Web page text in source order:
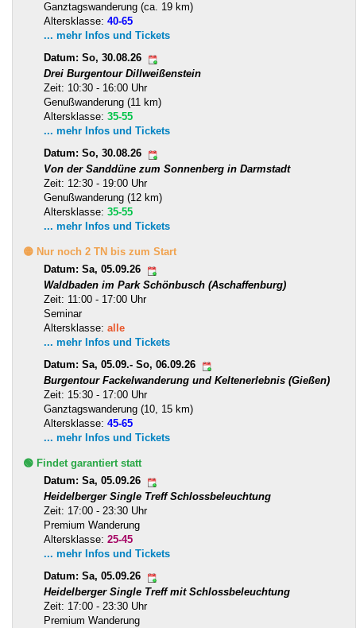
Ganztagswanderung (ca. 19 km)
Altersklasse: 40-65
... mehr Infos und Tickets
Datum: So, 30.08.26
Drei Burgentour Dillweißenstein
Zeit: 10:30 - 16:00 Uhr
Genußwanderung (11 km)
Altersklasse: 35-55
... mehr Infos und Tickets
Datum: So, 30.08.26
Von der Sanddüne zum Sonnenberg in Darmstadt
Zeit: 12:30 - 19:00 Uhr
Genußwanderung (12 km)
Altersklasse: 35-55
... mehr Infos und Tickets
🟡 Nur noch 2 TN bis zum Start
Datum: Sa, 05.09.26
Waldbaden im Park Schönbusch (Aschaffenburg)
Zeit: 11:00 - 17:00 Uhr
Seminar
Altersklasse: alle
... mehr Infos und Tickets
Datum: Sa, 05.09.- So, 06.09.26
Burgentour Fackelwanderung und Keltenerlebnis (Gießen)
Zeit: 15:30 - 17:00 Uhr
Ganztagswanderung (10, 15 km)
Altersklasse: 45-65
... mehr Infos und Tickets
🟢 Findet garantiert statt
Datum: Sa, 05.09.26
Heidelberger Single Treff Schlossbeleuchtung
Zeit: 17:00 - 23:30 Uhr
Premium Wanderung
Altersklasse: 25-45
... mehr Infos und Tickets
Datum: Sa, 05.09.26
Heidelberger Single Treff mit Schlossbeleuchtung
Zeit: 17:00 - 23:30 Uhr
Premium Wanderung